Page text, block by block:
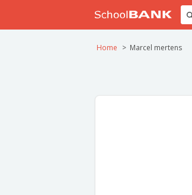
Home Marcel mertens